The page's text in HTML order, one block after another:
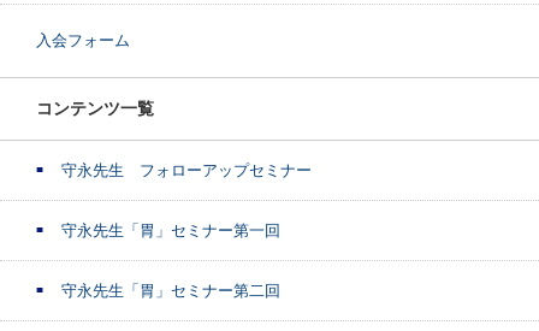
入会フォーム
コンテンツ一覧
守永先生 フォローアップセミナー
守永先生「胃」セミナー第一回
守永先生「胃」セミナー第二回